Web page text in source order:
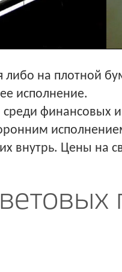
либо на плотной
исполнение.
среди финансовых
внутрь. Цены на